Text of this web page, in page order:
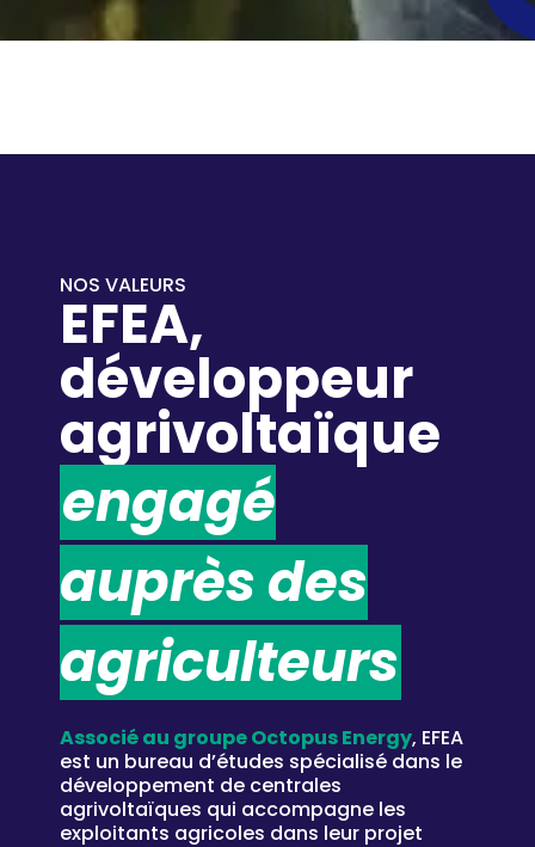
NOS VALEURS
EFEA,
développeur
agrivoltaïque
engagé
auprès des
agriculteurs
Associé au groupe Octopus Energy, EFEA
est un bureau d’études spécialisé dans le
développement de centrales
agrivoltaïques qui accompagne les
exploitants agricoles dans leur projet